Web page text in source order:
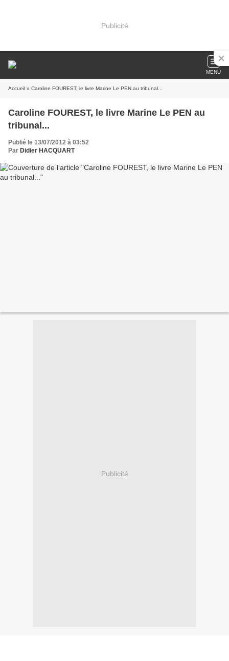
Publicité
MENU
Accueil » Caroline FOUREST, le livre Marine Le PEN au tribunal...
Caroline FOUREST, le livre Marine Le PEN au
tribunal...
Publié le 13/07/2012 à 03:52
Par Didier HACQUART
Publicité